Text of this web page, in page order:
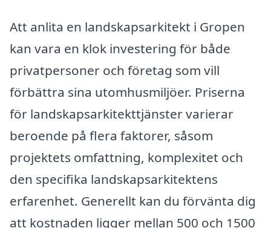
Att anlita en landskapsarkitekt i Gropen
kan vara en klok investering för både
privatpersoner och företag som vill
förbättra sina utomhusmiljöer. Priserna
för landskapsarkitekttjänster varierar
beroende på flera faktorer, såsom
projektets omfattning, komplexitet och
den specifika landskapsarkitektens
erfarenhet. Generellt kan du förvänta dig
att kostnaden ligger mellan 500 och 1500